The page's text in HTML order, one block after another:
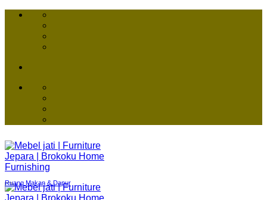
Skip
Ruang Makan & Dapur